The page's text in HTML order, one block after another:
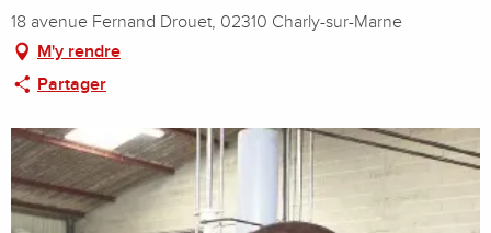
18 avenue Fernand Drouet, 02310 Charly-sur-Marne
M'y rendre
Partager